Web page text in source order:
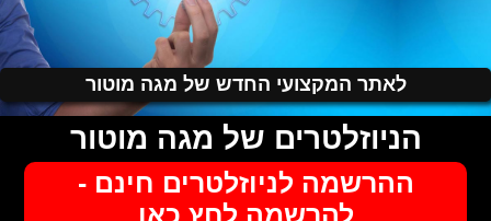
לאתר המקצועי החדש של מגה מוטור
הניוזלטרים של מגה מוטור
ההרשמה לניוזלטרים חינם -
להרשמה לחץ כאן